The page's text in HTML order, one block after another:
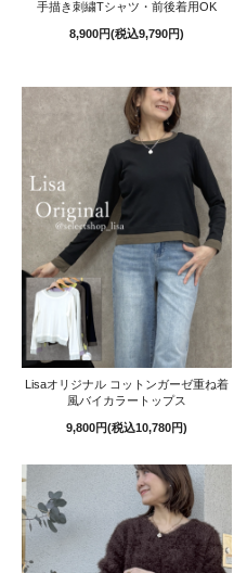
手描き刺繍Tシャツ・前後着用OK
8,900円(税込9,790円)
Lisaオリジナル コットンガーゼ重ね着
風バイカラートップス
9,800円(税込10,780円)